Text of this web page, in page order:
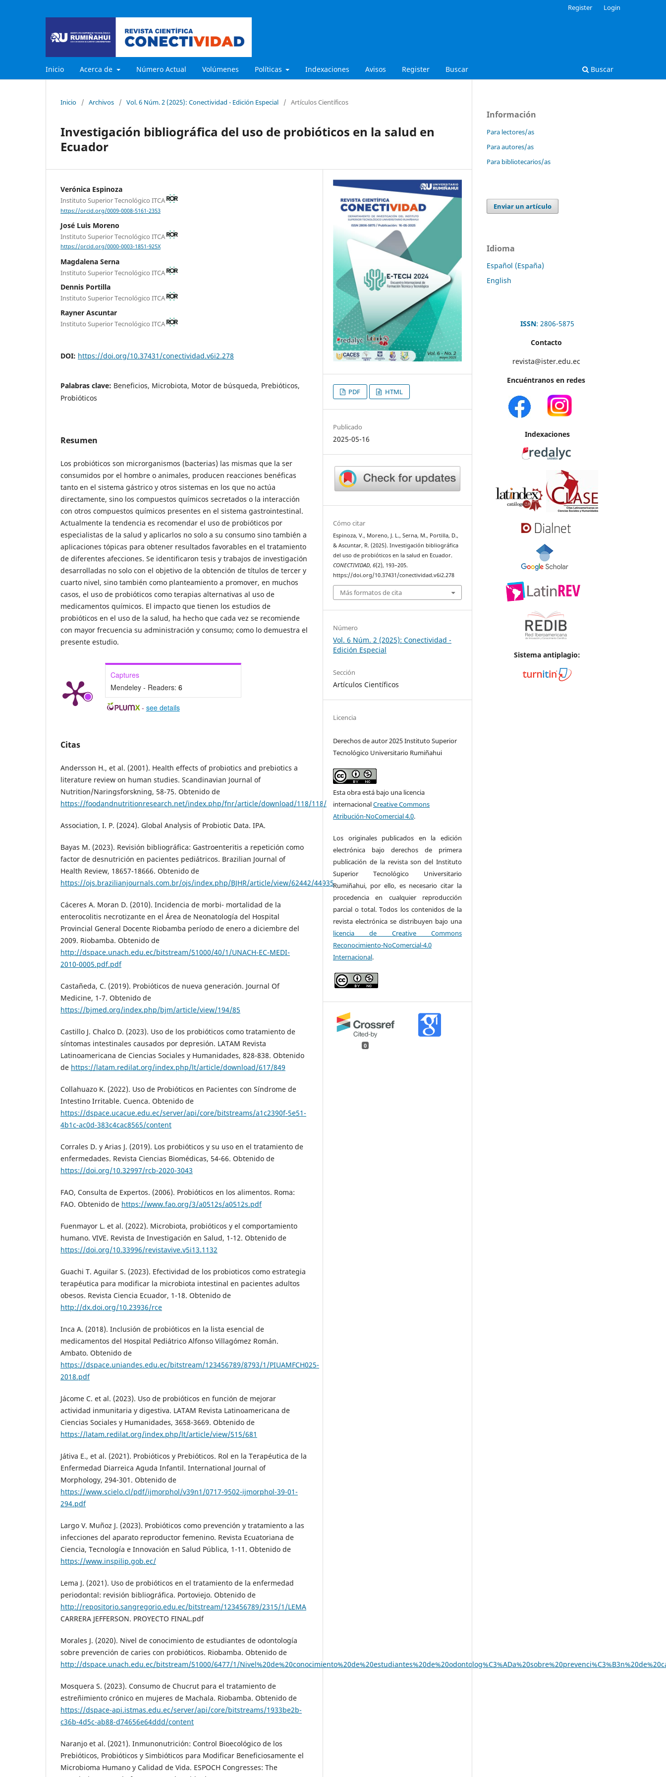
Inicio Acerca de Número Actual Volúmenes Políticas Indexaciones Avisos Register Buscar Buscar
Register Login
Inicio / Archivos / Vol. 6 Núm. 2 (2025): Conectividad - Edición Especial / Artículos Científicos
Investigación bibliográfica del uso de probióticos en la salud en
Ecuador
Verónica Espinoza
Instituto Superior Tecnológico ITCA
https://orcid.org/0009-0008-5161-2353
José Luis Moreno
Instituto Superior Tecnológico ITCA
https://orcid.org/0000-0003-1851-925X
Magdalena Serna
Instituto Superior Tecnológico ITCA
Dennis Portilla
Instituto Superior Tecnológico ITCA
Rayner Ascuntar
Instituto Superior Tecnológico ITCA
DOI: https://doi.org/10.37431/conectividad.v6i2.278
Palabras clave: Beneficios, Microbiota, Motor de búsqueda, Prebióticos,
Probióticos
Resumen
Los probióticos son microrganismos (bacterias) las mismas que la ser
consumidos por el hombre o animales, producen reacciones benéficas
tanto en el sistema gástrico y otros sistemas en los que no actúa
directamente, sino los compuestos químicos secretados o la interacción
con otros compuestos químicos presentes en el sistema gastrointestinal.
Actualmente la tendencia es recomendar el uso de probióticos por
especialistas de la salud y aplicarlos no solo a su consumo sino también a
aplicaciones tópicas para obtener resultados favorables en el tratamiento
de diferentes afecciones. Se identificaron tesis y trabajos de investigación
desarrolladas no solo con el objetivo de la obtención de títulos de tercer y
cuarto nivel, sino también como planteamiento a promover, en muchos
casos, el uso de probióticos como terapias alternativas al uso de
medicamentos químicos. El impacto que tienen los estudios de
probióticos en el uso de la salud, ha hecho que cada vez se recomiende
con mayor frecuencia su administración y consumo; como lo demuestra el
presente estudio.
Captures
Mendeley - Readers: 6
- see details
Citas
Andersson H., et al. (2001). Health effects of probiotics and prebiotics a
literature review on human studies. Scandinavian Journal of
Nutrition/Naringsforskning, 58-75. Obtenido de
https://foodandnutritionresearch.net/index.php/fnr/article/download/118/118/
Association, I. P. (2024). Global Analysis of Probiotic Data. IPA.
Bayas M. (2023). Revisión bibliográfica: Gastroenteritis a repetición como
factor de desnutrición en pacientes pediátricos. Brazilian Journal of
Health Review, 18657-18666. Obtenido de
https://ojs.brazilianjournals.com.br/ojs/index.php/BJHR/article/view/62442/44935
Cáceres A. Moran D. (2010). Incidencia de morbi- mortalidad de la
enterocolitis necrotizante en el Área de Neonatología del Hospital
Provincial General Docente Riobamba período de enero a diciembre del
2009. Riobamba. Obtenido de
http://dspace.unach.edu.ec/bitstream/51000/40/1/UNACH-EC-MEDI-
2010-0005.pdf.pdf
Castañeda, C. (2019). Probióticos de nueva generación. Journal Of
Medicine, 1-7. Obtenido de
https://bjmed.org/index.php/bjm/article/view/194/85
Castillo J. Chalco D. (2023). Uso de los probióticos como tratamiento de
síntomas intestinales causados por depresión. LATAM Revista
Latinoamericana de Ciencias Sociales y Humanidades, 828-838. Obtenido
de https://latam.redilat.org/index.php/lt/article/download/617/849
Collahuazo K. (2022). Uso de Probióticos en Pacientes con Síndrome de
Intestino Irritable. Cuenca. Obtenido de
https://dspace.ucacue.edu.ec/server/api/core/bitstreams/a1c2390f-5e51-
4b1c-ac0d-383c4cac8565/content
Corrales D. y Arias J. (2019). Los probióticos y su uso en el tratamiento de
enfermedades. Revista Ciencias Biomédicas, 54-66. Obtenido de
https://doi.org/10.32997/rcb-2020-3043
FAO, Consulta de Expertos. (2006). Probióticos en los alimentos. Roma:
FAO. Obtenido de https://www.fao.org/3/a0512s/a0512s.pdf
Fuenmayor L. et al. (2022). Microbiota, probióticos y el comportamiento
humano. VIVE. Revista de Investigación en Salud, 1-12. Obtenido de
https://doi.org/10.33996/revistavive.v5i13.1132
Guachi T. Aguilar S. (2023). Efectividad de los probioticos como estrategia
terapéutica para modificar la microbiota intestinal en pacientes adultos
obesos. Revista Ciencia Ecuador, 1-18. Obtenido de
http://dx.doi.org/10.23936/rce
Inca A. (2018). Inclusión de probióticos en la lista esencial de
medicamentos del Hospital Pediátrico Alfonso Villagómez Román.
Ambato. Obtenido de
https://dspace.uniandes.edu.ec/bitstream/123456789/8793/1/PIUAMFCH025-
2018.pdf
Jácome C. et al. (2023). Uso de probióticos en función de mejorar
actividad inmunitaria y digestiva. LATAM Revista Latinoamericana de
Ciencias Sociales y Humanidades, 3658-3669. Obtenido de
https://latam.redilat.org/index.php/lt/article/view/515/681
Játiva E., et al. (2021). Probióticos y Prebióticos. Rol en la Terapéutica de la
Enfermedad Diarreica Aguda Infantil. International Journal of
Morphology, 294-301. Obtenido de
https://www.scielo.cl/pdf/ijmorphol/v39n1/0717-9502-ijmorphol-39-01-
294.pdf
Largo V. Muñoz J. (2023). Probióticos como prevención y tratamiento a las
infecciones del aparato reproductor femenino. Revista Ecuatoriana de
Ciencia, Tecnología e Innovación en Salud Pública, 1-11. Obtenido de
https://www.inspilip.gob.ec/
Lema J. (2021). Uso de probióticos en el tratamiento de la enfermedad
periodontal: revisión bibliográfica. Portoviejo. Obtenido de
http://repositorio.sangregorio.edu.ec/bitstream/123456789/2315/1/LEMA
CARRERA JEFFERSON. PROYECTO FINAL.pdf
Morales J. (2020). Nivel de conocimiento de estudiantes de odontología
sobre prevención de caries con probióticos. Riobamba. Obtenido de
http://dspace.unach.edu.ec/bitstream/51000/6477/1/
Mosquera S. (2023). Consumo de Chucrut para el tratamiento de
estreñimiento crónico en mujeres de Machala. Riobamba. Obtenido de
https://dspace-api.istmas.edu.ec/server/api/core/bitstreams/1933be2b-
c36b-4d5c-ab88-d74656e64ddd/content
Naranjo et al. (2021). Inmunonutrición: Control Bioecológico de los
Prebióticos, Probióticos y Simbióticos para Modificar Beneficiosamente el
Microbioma Humano y Calidad de Vida. ESPOCH Congresses: The
PDF HTML
Publicado
2025-05-16
Cómo citar
Espinoza, V., Moreno, J. L., Serna, M., Portilla, D.,
& Ascuntar, R. (2025). Investigación bibliográfica
del uso de probióticos en la salud en Ecuador.
CONECTIVIDAD,6(2), 193–205.
https://doi.org/10.37431/conectividad.v6i2.278
Más formatos de cita
Número
Vol. 6 Núm. 2 (2025): Conectividad -
Edición Especial
Sección
Artículos Científicos
Licencia
Derechos de autor 2025 Instituto Superior
Tecnológico Universitario Rumiñahui
Esta obra está bajo una licencia
internacionalCreative Commons
Atribución-NoComercial 4.0.
Los originales publicados en la edición
electrónica bajo derechos de primera
publicación de la revista son del Instituto
Superior Tecnológico Universitario
Rumiñahui, por ello, es necesario citar la
procedencia en cualquier reproducción
parcial o total. Todos los contenidos de la
revista electrónica se distribuyen bajo una
licencia de Creative Commons
Reconocimiento-NoComercial-4.0
Internacional.
0
Información
Para lectores/as
Para autores/as
Para bibliotecarios/as
Enviar un artículo
Idioma
Español (España)
English
ISSN: 2806-5875
Contacto
revista@ister.edu.ec
Encuéntranos en redes
Indexaciones
Sistema antiplagio: